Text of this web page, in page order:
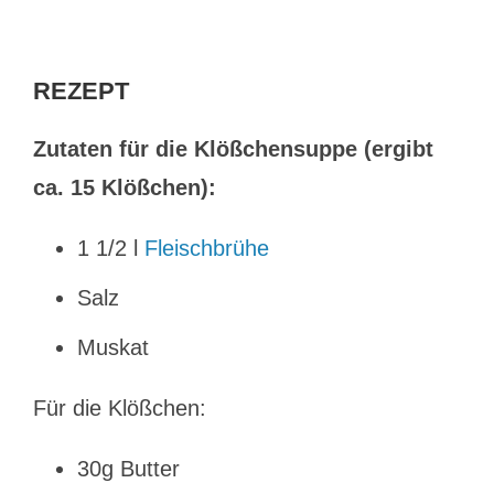
REZEPT
Zutaten für die Klößchensuppe (ergibt
ca. 15 Klößchen):
1 1/2 l Fleischbrühe
Salz
Muskat
Für die Klößchen:
30g Butter